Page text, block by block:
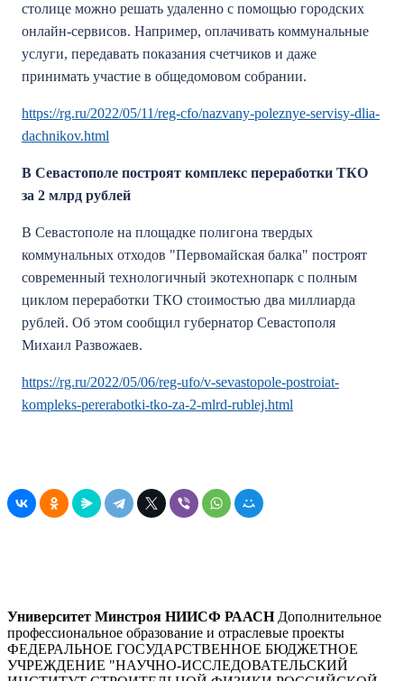
столице можно решать удаленно с помощью городских
онлайн-сервисов. Например, оплачивать коммунальные
услуги, передавать показания счетчиков и даже
принимать участие в общедомовом собрании.
https://rg.ru/2022/05/11/reg-cfo/nazvany-poleznye-servisy-dlia-
dachnikov.html
В Севастополе построят комплекс переработки ТКО
за 2 млрд рублей
В Севастополе на площадке полигона твердых
коммунальных отходов "Первомайская балка" построят
современный технологичный экотехнопарк с полным
циклом переработки ТКО стоимостью два миллиарда
рублей. Об этом сообщил губернатор Севастополя
Михаил Развожаев.
https://rg.ru/2022/05/06/reg-ufo/v-sevastopole-postroiat-
kompleks-pererabotki-tko-za-2-mlrd-rublej.html
Университет Минстроя НИИСФ РААСН Дополнительное
профессиональное образование и отраслевые проекты
ФЕДЕРАЛЬНОЕ ГОСУДАРСТВЕННОЕ БЮДЖЕТНОЕ
УЧРЕЖДЕНИЕ "НАУЧНО-ИССЛЕДОВАТЕЛЬСКИЙ